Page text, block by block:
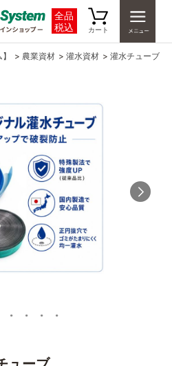
全品
税込
カート
> 農業資材 > 灌水資材 > 灌水チューブ